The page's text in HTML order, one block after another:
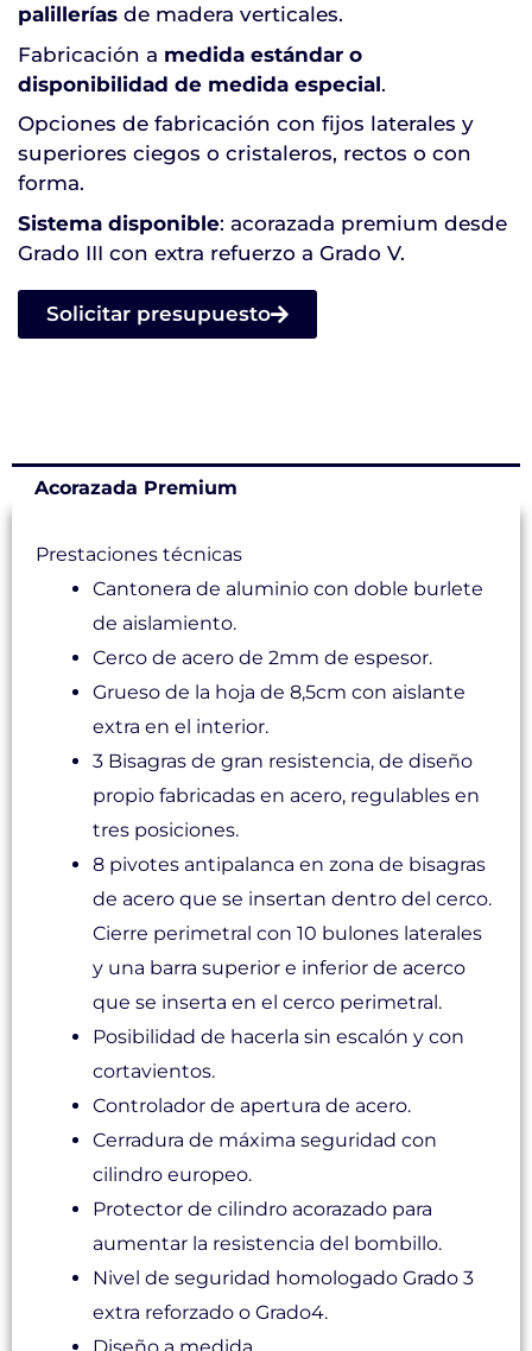
palillerías de madera verticales.
Fabricación a medida estándar o
disponibilidad de medida especial.
Opciones de fabricación con fijos laterales y
superiores ciegos o cristaleros, rectos o con
forma.
Sistema disponible: acorazada premium desde
Grado III con extra refuerzo a Grado V.
Solicitar presupuesto
Acorazada Premium
Prestaciones técnicas
Cantonera de aluminio con doble burlete
de aislamiento.
Cerco de acero de 2mm de espesor.
Grueso de la hoja de 8,5cm con aislante
extra en el interior.
3 Bisagras de gran resistencia, de diseño
propio fabricadas en acero, regulables en
tres posiciones.
8 pivotes antipalanca en zona de bisagras
de acero que se insertan dentro del cerco.
Cierre perimetral con 10 bulones laterales
y una barra superior e inferior de acerco
que se inserta en el cerco perimetral.
Posibilidad de hacerla sin escalón y con
cortavientos.
Controlador de apertura de acero.
Cerradura de máxima seguridad con
cilindro europeo.
Protector de cilindro acorazado para
aumentar la resistencia del bombillo.
Nivel de seguridad homologado Grado 3
extra reforzado o Grado4.